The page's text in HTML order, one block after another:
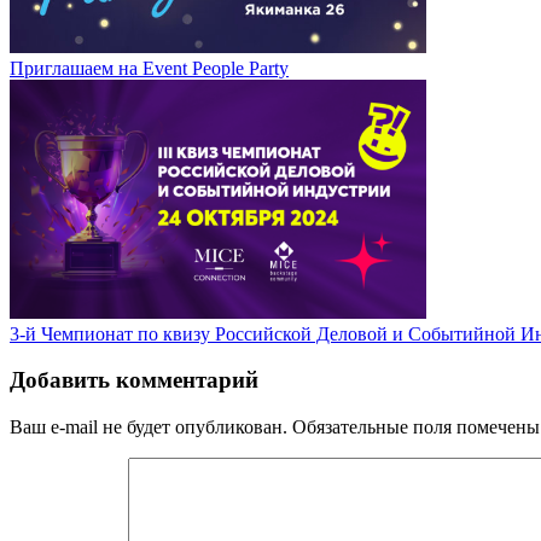
Приглашаем на Event People Party
3-й Чемпионат по квизу Российской Деловой и Событийной
Добавить комментарий
Ваш e-mail не будет опубликован. Обязательные поля помечены